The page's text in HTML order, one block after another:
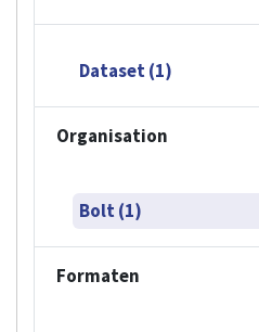
Dataset (1)
Organisation
Bolt (1)
Formaten